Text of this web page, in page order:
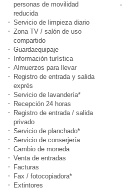
personas de movilidad
reducida
Servicio de limpieza diario
Zona TV / salón de uso
compartido
Guardaequipaje
Información turística
Almuerzos para llevar
Registro de entrada y salida
exprés
Servicio de lavandería*
Recepción 24 horas
Registro de entrada / salida
privado
Servicio de planchado*
Servicio de conserjería
Cambio de moneda
Venta de entradas
Facturas
Fax / fotocopiadora*
Extintores